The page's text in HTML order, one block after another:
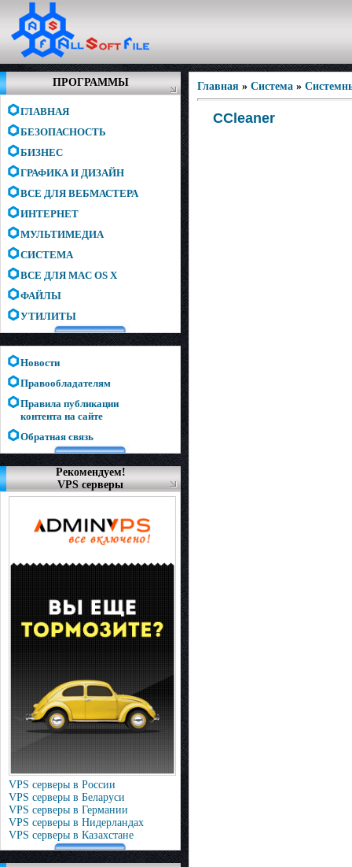
ПРОГРАММЫ
ГЛАВНАЯ
БЕЗОПАСНОСТЬ
БИЗНЕС
ГРАФИКА И ДИЗАЙН
ВСЕ ДЛЯ ВЕБМАСТЕРА
ИНТЕРНЕТ
МУЛЬТИМЕДИА
СИСТЕМА
ВСЕ ДЛЯ MAC OS X
ФАЙЛЫ
УТИЛИТЫ
Новости
Правообладателям
Правила публикации
контента на сайте
Обратная связь
Рекомендуем!
VPS серверы
VPS серверы в России
VPS серверы в Беларуси
VPS серверы в Германии
VPS серверы в Нидерландах
VPS серверы в Казахстане
Главная » Система »
CCleaner